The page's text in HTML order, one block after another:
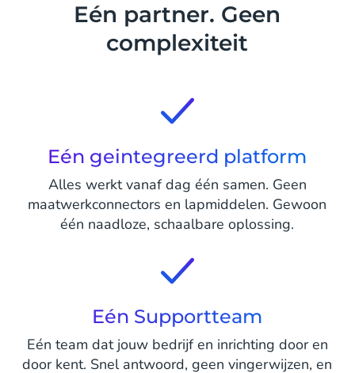
Eén partner. Geen
complexiteit
Eén geintegreerd platform
Alles werkt vanaf dag één samen. Geen
maatwerkconnectors en lapmiddelen. Gewoon
één naadloze, schaalbare oplossing.
Eén Supportteam
Eén team dat jouw bedrijf en inrichting door en
door kent. Snel antwoord, geen vingerwijzen, en